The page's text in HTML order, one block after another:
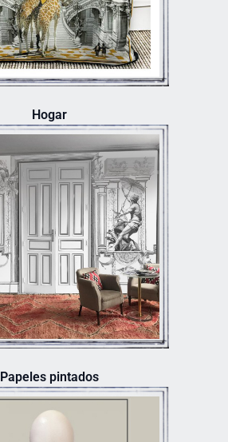
Hogar
Papeles pintados